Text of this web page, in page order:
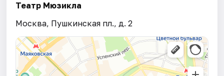
Театр Мюзикла
Москва, Пушкинская пл., д. 2